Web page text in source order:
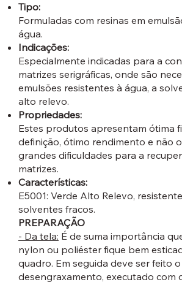
Tipo:
Formuladas com resinas em
água.
Indicações:
Especialmente indicadas para a
matrizes serigráficas, onde são
emulsões resistentes à água, a
alto relevo.
Propriedades:
Estes produtos apresentam ótima
definição, ótimo rendimento e não
grandes dificuldades para a
matrizes.
Características:
E5001: Verde Alto Relevo,
solventes fracos.
PREPARAÇÃO
- Da tela: É de suma importância
nylon ou poliéster fique bem
quadro. Em seguida deve ser feito o
desengraxamento, executado com